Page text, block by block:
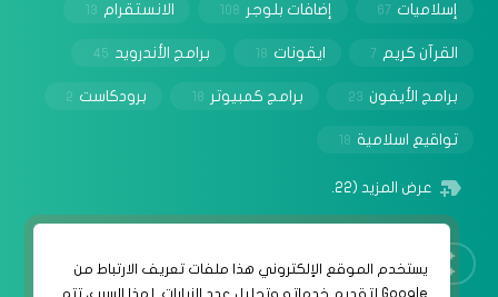
إسلاميات 67 إضافات بلوجر 108 الانستقرام 13
القرآن كريم 7 ايقونات 18 برامج الأندرويد 45
برامج الأيفون 23 برامج كمبيوتر 18 برودكاست 2
تواقيع اسلامية 18
عرض المزيد (22)
روابط مهمة
‏يستخدم الموقع الإلكتروني هذا ملفات تعريف الارتباط من
Google لتقديم خدماته وتحليل عدد الزيارات. لهذا السبب، تتم